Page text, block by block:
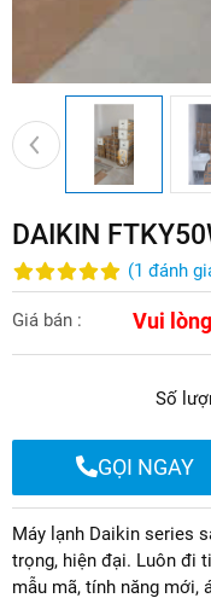
DAIKIN
(1 đánh
Giá bán : Vui
Số
GỌI NGAY
Máy lạnh Daikin series
trọng, hiện đại. Luôn đi
mẫu mã, tính năng mới,